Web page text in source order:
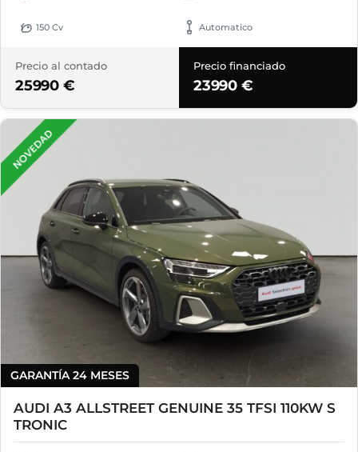
150 Cv Automatico
Precio financiado
23990 €
Precio al contado
25990 €
GARANTÍA 24 MESES
AUDI A3 ALLSTREET GENUINE 35 TFSI 110KW S
TRONIC